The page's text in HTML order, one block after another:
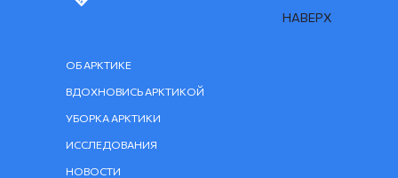
НАВЕРХ
ВДОХНОВИСЬ АРКТИКОЙ
ОБ АРКТИКЕ
ИССЛЕДОВАНИЯ
УБОРКА АРКТИКИ
НОВОСТИ